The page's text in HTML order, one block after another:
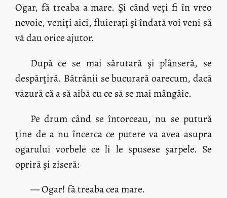
Ogar, fă treaba a mare. Şi când veţi fi în vreo
nevoie, veniţi aici, fluieraţi şi îndată voi veni să
vă dau orice ajutor.
După ce se mai sărutară şi plânseră, se
despărţiră. Bătrânii se bucurară oarecum, dacă
văzură că a să aibă cu ce să se mai mângâie.
Pe drum când se întorceau, nu se putură
ţine de a nu încerca ce putere va avea asupra
ogarului vorbele ce li le spusese şarpele. Se
opriră şi ziseră:
— Ogar! fă treaba cea mare.